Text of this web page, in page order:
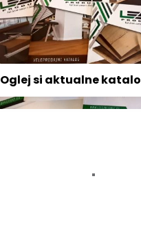
Oglej si aktualne